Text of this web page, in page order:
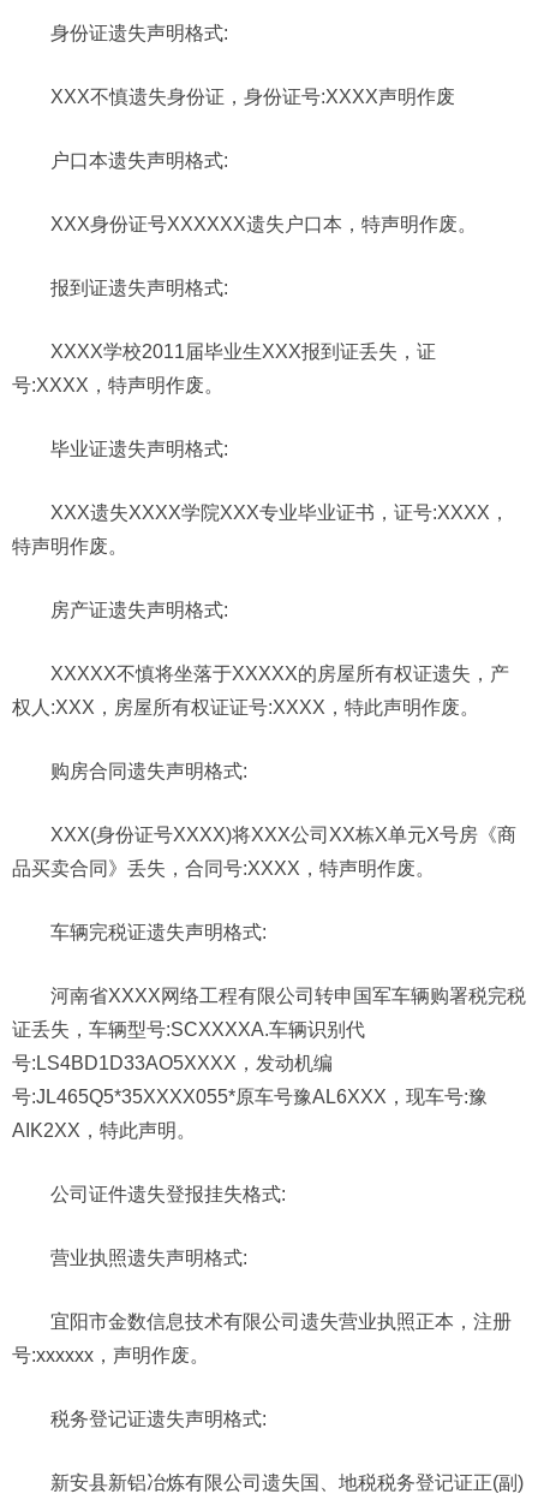
身份证遗失声明格式:
XXX不慎遗失身份证，身份证号:XXXX声明作废
户口本遗失声明格式:
XXX身份证号XXXXXX遗失户口本，特声明作废。
报到证遗失声明格式:
XXXX学校2011届毕业生XXX报到证丢失，证
号:XXXX，特声明作废。
毕业证遗失声明格式:
XXX遗失XXXX学院XXX专业毕业证书，证号:XXXX，
特声明作废。
房产证遗失声明格式:
XXXXX不慎将坐落于XXXXX的房屋所有权证遗失，产
权人:XXX，房屋所有权证证号:XXXX，特此声明作废。
购房合同遗失声明格式:
XXX(身份证号XXXX)将XXX公司XX栋X单元X号房《商
品买卖合同》丢失，合同号:XXXX，特声明作废。
车辆完税证遗失声明格式:
河南省XXXX网络工程有限公司转申国军车辆购署税完税
证丢失，车辆型号:SCXXXXA.车辆识别代
号:LS4BD1D33AO5XXXX，发动机编
号:JL465Q5*35XXXX055*原车号豫AL6XXX，现车号:豫
AIK2XX，特此声明。
公司证件遗失登报挂失格式:
营业执照遗失声明格式:
宜阳市金数信息技术有限公司遗失营业执照正本，注册
号:xxxxxx，声明作废。
税务登记证遗失声明格式:
新安县新铝冶炼有限公司遗失国、地税税务登记证正(副)